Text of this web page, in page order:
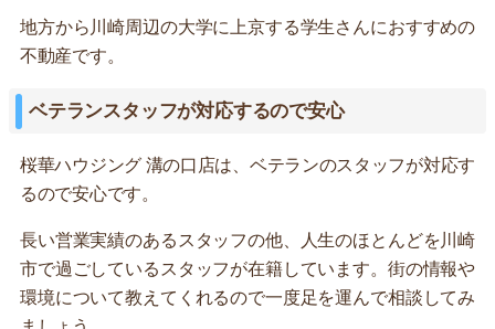
地方から川崎周辺の大学に上京する学生さんにおすすめの
不動産です。
ベテランスタッフが対応するので安心
桜華ハウジング 溝の口店は、ベテランのスタッフが対応す
るので安心です。
長い営業実績のあるスタッフの他、人生のほとんどを川崎
市で過ごしているスタッフが在籍しています。街の情報や
環境について教えてくれるので一度足を運んで相談してみ